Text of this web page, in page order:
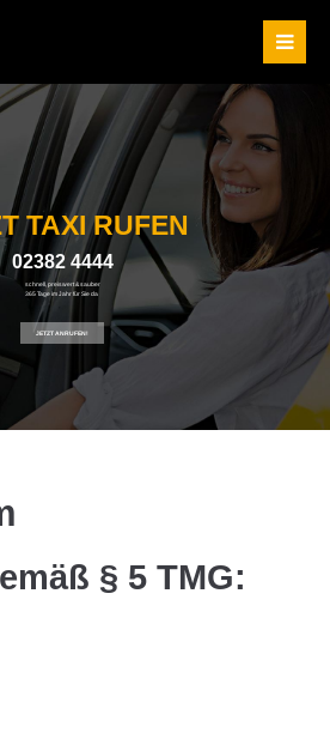
TAXI RUFEN
02382 4444
schnell, preiswert & sauber
365 Tage im Jahr für Sie da
JETZT ANRUFEN!
§ 5 TMG: